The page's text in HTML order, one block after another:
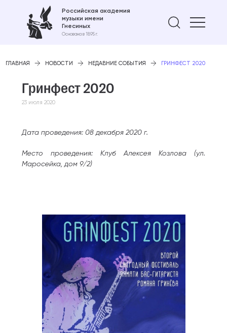
Российская академия
музыки имени
Гнесиных
Основана в 1895 г.
Найти
ГЛАВНАЯ НОВОСТИ НЕДАВНИЕ СОБЫТИЯ ГРИНФЕСТ 2020
Гринфест 2020
23 июля 2020
Дата проведения: 08 декабря 2020 г.
Место проведения: Клуб Алексея Козлова (ул.
Маросейка, дом 9/2)